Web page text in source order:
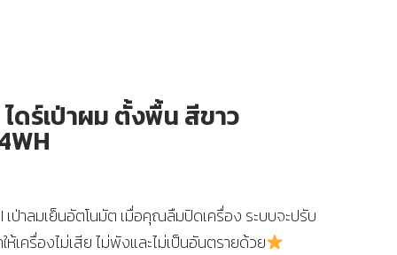
ดร์เป่าผม ตั้งพื้น สีขาว
เป่าลมเย็นอัตโนมัต เมื่อคุณลืมปิดเครื่อง ระบบจะปรับ
ห้เครื่องไม่เสีย ไม่พังและไม่เป็นอันตรายด้วย